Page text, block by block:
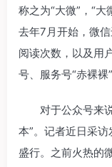
称之为“大微”，“
去年7月开始，微
阅读次数，以及用
号、服务号“赤裸裸
对于公众号来说
本”。记者近日采
盛行。之前火热的